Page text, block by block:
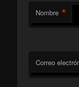
Nombre *
Correo